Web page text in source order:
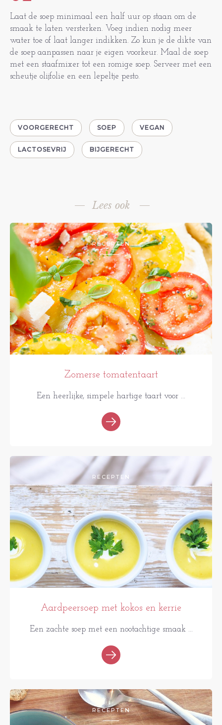
Laat de soep minimaal een half uur op staan om de
smaak te laten versterken. Voeg indien nodig meer
water toe of laat langer indikken. Zo kun je de dikte van
de soep aanpassen naar je eigen voorkeur. Maal de soep
met een staafmixer tot een romige soep. Serveer met een
scheutje olijfolie en een lepeltje pesto.
VOORGERECHT SOEP VEGAN
LACTOSEVRIJ BIJGERECHT
Lees ook
RECEPTEN
Zomerse tomatentaart
Een heerlijke, simpele hartige taart voor ...
RECEPTEN
Aardpeersoep met kokos en kerrie
Een zachte soep met een nootachtige smaak ...
RECEPTEN